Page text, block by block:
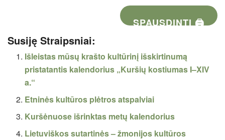
SPAUSDINTI 🖨
Susiję Straipsniai:
Išleistas mūsų krašto kultūrinį išskirtinumą
pristatantis kalendorius „Kuršių kostiumas I–XIV
a.“
Etninės kultūros plėtros atspalviai
Kuršėnuose išrinktas metų kalendorius
Lietuviškos sutartinės – žmonijos kultūros